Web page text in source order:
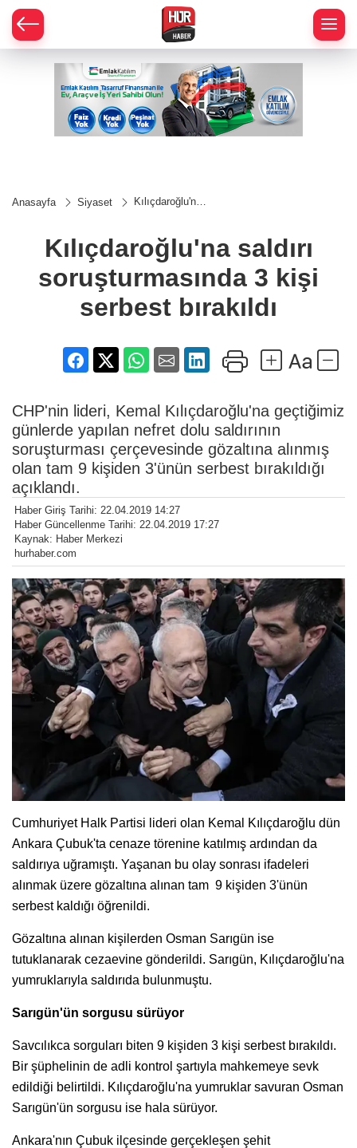
Anasayfa Siyaset
Kılıçdaroğlu'na
3 kişi serbest
bırakıldı
Kılıçdaroğlu'na saldırı
soruşturmasında 3 kişi
serbest bırakıldı
CHP'nin lideri, Kemal Kılıçdaroğlu'na geçtiğimiz
günlerde yapılan nefret dolu saldırının
soruşturması çerçevesinde gözaltına alınmış
olan tam 9 kişiden 3'ünün serbest bırakıldığı
açıklandı.
Haber Giriş Tarihi: 22.04.2019 14:27
Haber Güncellenme Tarihi: 22.04.2019 17:27
Kaynak: Haber Merkezi
hurhaber.com
Cumhuriyet Halk Partisi lideri olan Kemal Kılıçdaroğlu dün
Ankara Çubuk'ta cenaze törenine katılmış ardından da
saldırıya uğramıştı. Yaşanan bu olay sonrası ifadeleri
alınmak üzere gözaltına alınan tam 9 kişiden 3'ünün
serbest kaldığı öğrenildi.
Gözaltına alınan kişilerden Osman Sarıgün ise
tutuklanarak cezaevine gönderildi. Sarıgün, Kılıçdaroğlu'na
yumruklarıyla saldırıda bulunmuştu.
Sarıgün'ün sorgusu sürüyor
Savcılıkca sorguları biten 9 kişiden 3 kişi serbest bırakıldı.
Bir şüphelinin de adli kontrol şartıyla mahkemeye sevk
edildiği belirtildi. Kılıçdaroğlu'na yumruklar savuran Osman
Sarıgün'ün sorgusu ise hala sürüyor.
Ankara'nın Çubuk ilçesinde gerçekleşen şehit